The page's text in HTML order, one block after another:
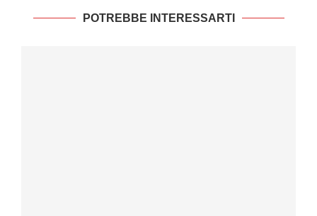
POTREBBE INTERESSARTI